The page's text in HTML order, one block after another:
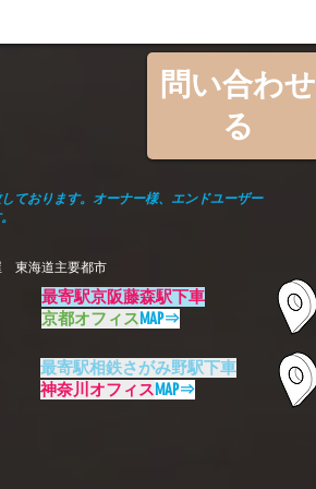
問い合わせ
る
ております。オーナー様、エンドユーザー
東海道主要都市
最寄駅京阪藤森駅下車
京都オフィスMAP⇒
最寄駅相鉄さがみ野駅下車
神奈川オフィスMAP⇒